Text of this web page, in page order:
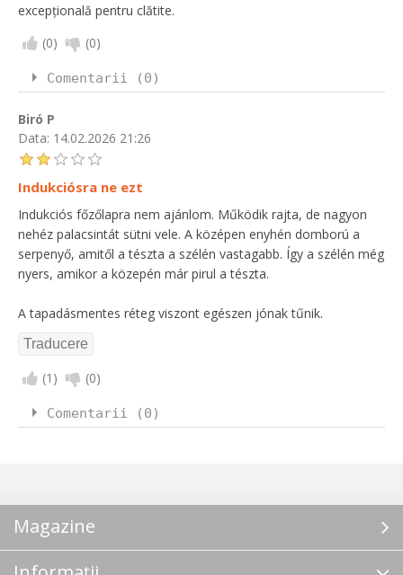
excepțională pentru clătite.
(0) (0)
Comentarii (0)
Biró P
Data: 14.02.2026 21:26
Indukciósra ne ezt
Indukciós főzőlapra nem ajánlom. Működik rajta, de nagyon
nehéz palacsintát sütni vele. A középen enyhén domború a
serpenyő, amitől a tészta a szélén vastagabb. Így a szélén még
nyers, amikor a közepén már pirul a tészta.
A tapadásmentes réteg viszont egészen jónak tűnik.
(1 ) (0)
Comentarii (0)
Magazine